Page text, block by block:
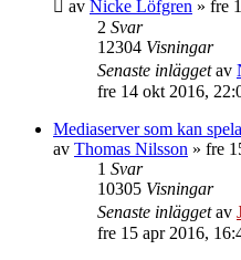
av Nicke Löfgren » fre
2 Svar
12304 Visningar
Senaste inläggetav
fre 14 okt 2016,
Mediaserver som kan
av Thomas Nilsson » fre
1 Svar
10305 Visningar
Senaste inläggetav
fre 15 apr 2016,